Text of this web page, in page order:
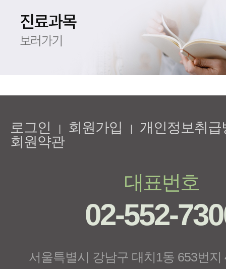
로그인 회원가입
개인정보취급
회원약관
대표번호
02-552-
서울특별시 강남구 대치1동 653번지